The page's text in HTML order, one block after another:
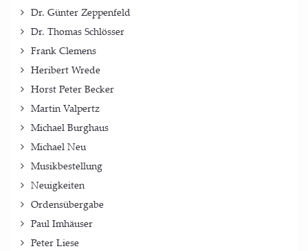
Dr. Günter Zeppenfeld
Dr. Thomas Schlösser
Frank Clemens
Heribert Wrede
Horst Peter Becker
Martin Valpertz
Michael Burghaus
Michael Neu
Musikbestellung
Neuigkeiten
Ordensübergabe
Paul Imhäuser
Peter Liese